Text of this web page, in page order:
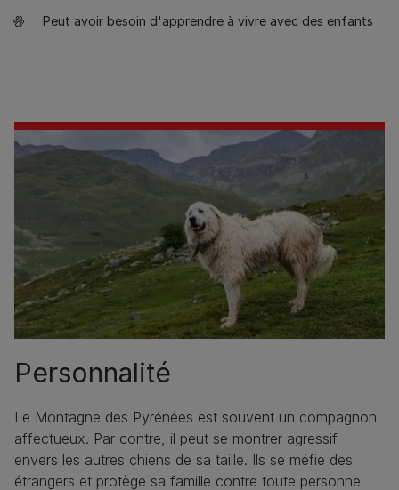
Peut avoir besoin d'apprendre à vivre avec des enfants
Personnalité
Le Montagne des Pyrénées est souvent un compagnon
affectueux. Par contre, il peut se montrer agressif
envers les autres chiens de sa taille. Ils se méfie des
étrangers et protège sa famille contre toute personne